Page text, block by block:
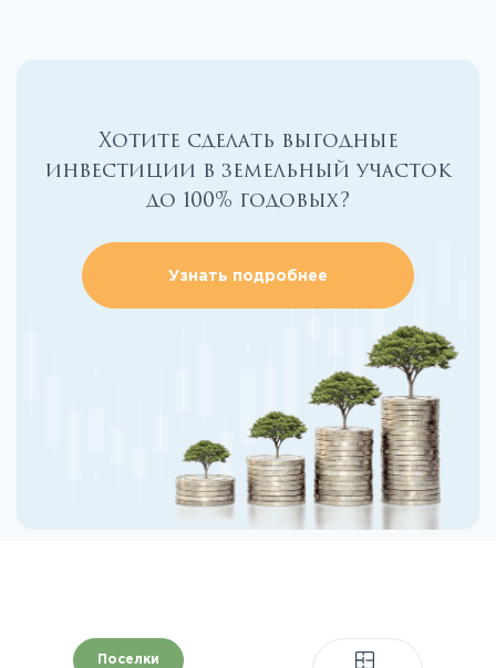
Хотите сделать выгодные
инвестиции в земельный участок
до 100% годовых?
Узнать подробнее
Поселки